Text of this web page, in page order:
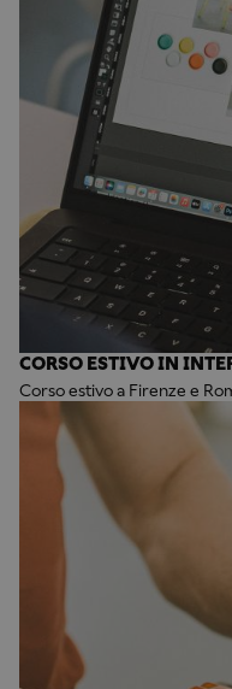
CORSO ESTIVO IN
Corso estivo a Firenze e